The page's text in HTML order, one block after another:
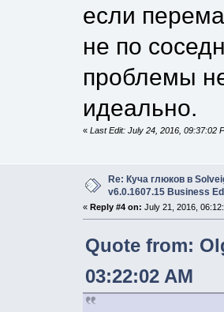
если
не по
проблемы
идеально.
« Last Edit: July 24, 2016, 09:37:02
Re: Куча глюков в
v6.0.1607.15 Business
« Reply #4 on: July 21, 2016,
Quote from:
03:22:02 AM